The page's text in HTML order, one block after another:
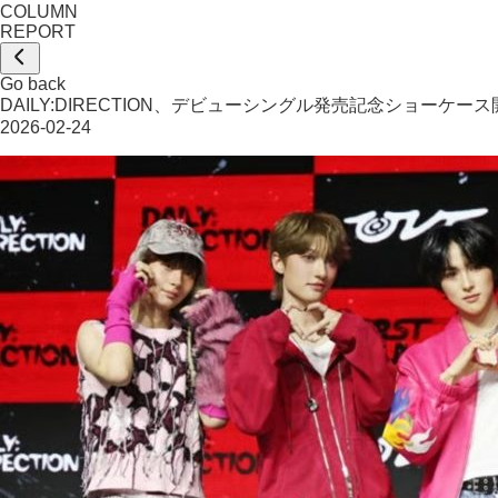
COLUMN
REPORT
Go back
DAILY:DIRECTION、デビューシングル発売記念ショーケース
2026-02-24